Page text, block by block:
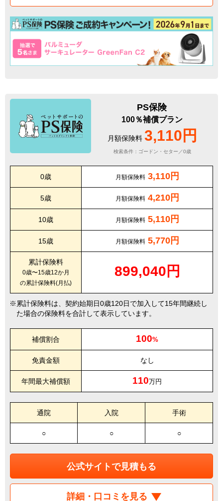
PS保険
100％補償プラン
月額保険料 3,110円
検索条件：ゴードン・セター／0歳
0歳 月額保険料 3,110円
5歳 月額保険料 4,210円
10歳 月額保険料 5,110円
15歳 月額保険料 5,770円
累計保険料
0歳〜15歳12か月
の累計保険料(月払)
899,040円
累計保険料は、契約始期日0歳120日で加入して15年間継続し
た場合の保険料を合計して表示しています。
補償割合 100%
免責金額 なし
年間最大補償額 110万円
通院 入院 手術
○ ○ ○
公式サイトで見積もる
詳細・口コミを見る